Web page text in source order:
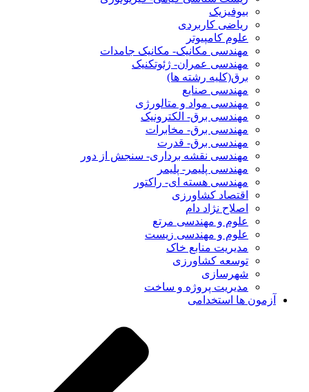
بیوفیزیک
ریاضی کاربردی
علوم کامپیوتر
مهندسی مکانیک- مکانیک جامدات
مهندسی عمران- ژئوتکنیک
برق(کلیه رشته ها)
مهندسی صنایع
مهندسی مواد و متالورژی
مهندسی برق- الکترونیک
مهندسی برق- مخابرات
مهندسی برق- قدرت
مهندسی نقشه برداری- سنجش از دور
مهندسی پلیمر- پلیمر
مهندسی هسته ای- راکتور
اقتصاد کشاورزی
اصلاح نژاد دام
علوم و مهندسی مرتع
علوم و مهندسی زیست
مدیریت منابع خاک
توسعه کشاورزی
شهرسازی
مدیریت پروژه و ساخت
آزمون ها استخدامی